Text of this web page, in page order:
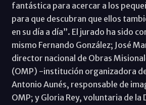
fantástica para acercar a los
para que descubran que ellos
en su día a día”. El jurado ha sido
mismo Fernando González; José
director nacional de Obras
(OMP) -institución organizadora
Antonio Aunés, responsable de
OMP; y Gloria Rey, voluntaria de la